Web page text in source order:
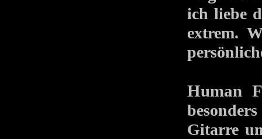
ich liebe
extrem.
Human
Gitarre